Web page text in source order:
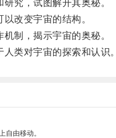
究，试图解开其奥秘。
改变宇宙的结构。
制，揭示宇宙的奥秘。
类对宇宙的探索和认识。
自由移动。